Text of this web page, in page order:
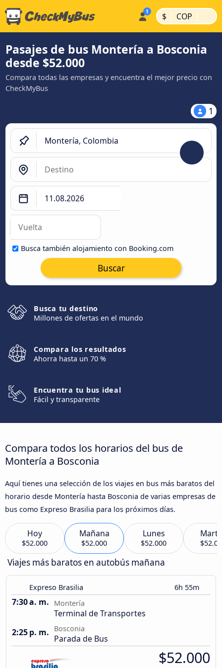
$ | COP |
Pasajes de bus Montería a Bosconia
desde $52.000
Compara todas las empresas y encuentra el mejor precio con
CheckMyBus
1
Busca también alojamiento con Booking.com
Buscar
Busca tu destino
Millones de ofertas en el mundo
Compara los resultados
Ahorra hasta un 70 %
Encuentra tu bus ideal
Fácil y transparente
Compara todos los horarios del bus de
Montería a Bosconia
Aquí tienes una selección de los viajes en bus más baratos del
horario desde Montería hasta Bosconia de varias empresas de
bus como Expreso Brasilia para los próximos días.
Hoy
$52.000
Mañana
$52.000
Lunes
$52.000
Viajes más baratos en autobús mañana
Expreso Brasilia 6h 55m
7:30 a. m. Montería
Terminal de Transportes
2:25 p. m.
Bosconia
Parada de Bus
$52.000